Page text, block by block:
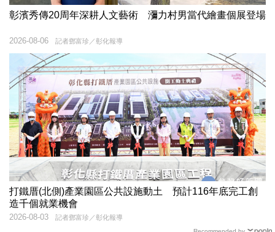
彰濱秀傳20周年深耕人文藝術 瀰力村男當代繪畫個展登場
記者鄧富珍／彰化報導
2026-08-06
打鐵厝(北側)產業園區公共設施動土 預計116年底完工創
造千個就業機會
記者鄧富珍／彰化報導
2026-08-03